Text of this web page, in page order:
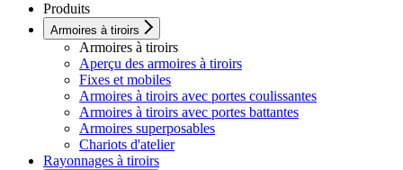
Produits
Armoires à tiroirs
Armoires à tiroirs
Aperçu des armoires à tiroirs
Fixes et mobiles
Armoires à tiroirs avec portes coulissantes
Armoires à tiroirs avec portes battantes
Armoires superposables
Chariots d'atelier
Rayonnages à tiroirs